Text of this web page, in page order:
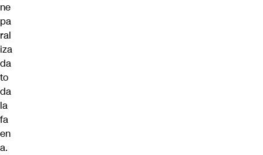
ne
pa
ral
iza
da
to
da
la
fa
en
a.